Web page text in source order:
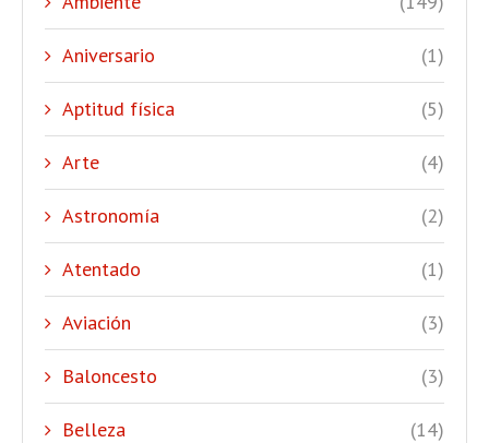
Aniversario (1)
Aptitud física (5)
Arte (4)
Astronomía (2)
Atentado (1)
Aviación (3)
Baloncesto (3)
Belleza (14)